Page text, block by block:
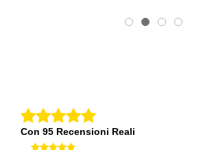
Con 95 Recensioni Reali